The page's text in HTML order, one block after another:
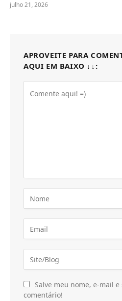
julho 21, 2026
APROVEITE PARA
AQUI EM BAIXO ↓↓:
Salve meu nome, e-mail
comentário!